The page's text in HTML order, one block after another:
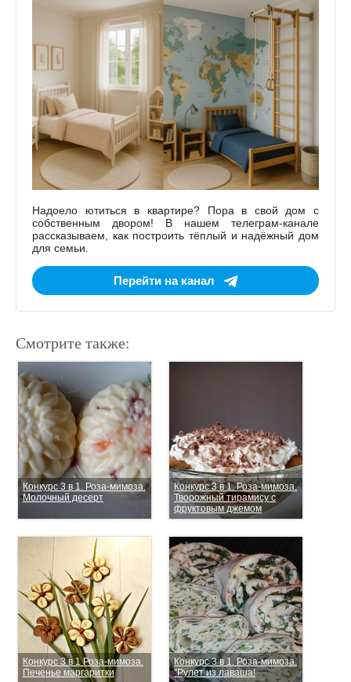
Надоело ютиться в квартире? Пора в свой дом с
собственным двором! В нашем телеграм-канале
рассказываем, как построить тёплый и надёжный дом
для семьи.
Перейти на канал
Смотрите также:
Конкурс 3 в 1. Роза-мимоза.
Молочный десерт
Конкурс 3 в 1. Роза-мимоза.
Творожный тирамису с
фруктовым джемом
Конкурс 3 в 1 Роза-мимоза.
Печенье маргаритки
Конкурс 3 в 1. Роза-мимоза.
"Рулет из лаваша!